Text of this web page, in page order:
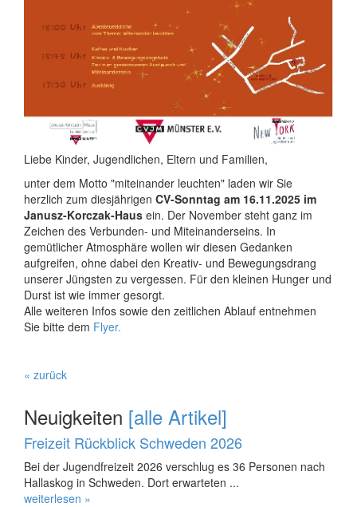
Liebe Kinder, Jugendlichen, Eltern und Familien,
unter dem Motto "miteinander leuchten" laden wir Sie
herzlich zum diesjährigen CV-Sonntag am 16.11.2025 im
Janusz-Korczak-Haus ein. Der November steht ganz im
Zeichen des Verbunden- und Miteinanderseins. In
gemütlicher Atmosphäre wollen wir diesen Gedanken
aufgreifen, ohne dabei den Kreativ- und Bewegungsdrang
unserer Jüngsten zu vergessen. Für den kleinen Hunger und
Durst ist wie immer gesorgt.
Alle weiteren Infos sowie den zeitlichen Ablauf entnehmen
Sie bitte dem Flyer.
« zurück
Neuigkeiten [alle Artikel]
Freizeit Rückblick Schweden 2026
Bei der Jugendfreizeit 2026 verschlug es 36 Personen nach
Hallaskog in Schweden. Dort erwarteten ...
weiterlesen »